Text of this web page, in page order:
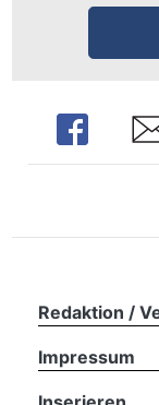
Share
Redaktion /
Impressum